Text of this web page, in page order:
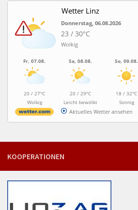
Wetter Linz
Donnerstag, 06.08.2026
23 / 30°C
Wolkig
Fr, 07.08.
20 / 27°C
Wolkig
Sa, 08.08.
20 / 29°C
Leicht bewölkt
So, 09.08.
18 / 32°C
Sonnig
Aktuelles Wetter ansehen
KOOPERATIONEN